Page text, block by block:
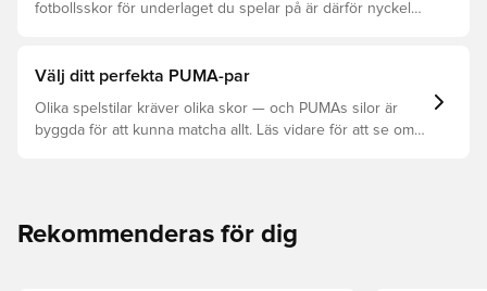
fotbollsskor för underlaget du spelar på är därför nyckeln
de olika underlagen.
Välj ditt perfekta PUMA-par
Olika spelstilar kräver olika skor — och PUMAs silor är
byggda för att kunna matcha allt. Läs vidare för att se om
Rekommenderas för dig